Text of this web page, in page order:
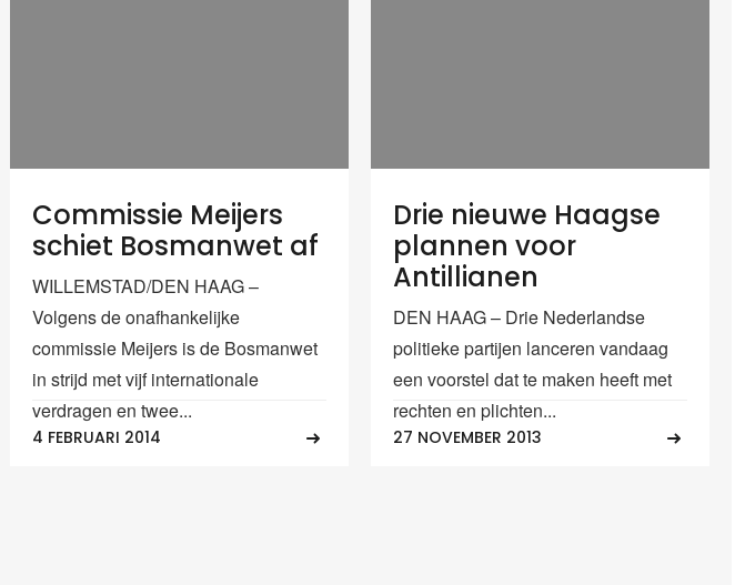
Commissie Meijers
schiet Bosmanwet af
WILLEMSTAD/DEN HAAG –
Volgens de onafhankelijke
commissie Meijers is de Bosmanwet
in strijd met vijf internationale
verdragen en twee...
4 FEBRUARI 2014
Drie nieuwe Haagse
plannen voor
Antillianen
DEN HAAG – Drie Nederlandse
politieke partijen lanceren vandaag
een voorstel dat te maken heeft met
rechten en plichten...
27 NOVEMBER 2013